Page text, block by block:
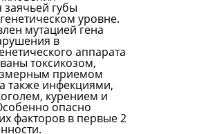
губы
уровне.
мутацией гена
в
аппарата
токсикозом,
приемом
также инфекциями,
курением и
опасно
факторов в первые 2